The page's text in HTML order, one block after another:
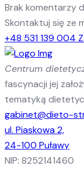
Brak komentarzy
Skontaktuj się ze
+48 531 139 004
Centrum
fascynacji jej
tematyką
gabinet@dieto-
ul. Piaskowa 2,
24-100 Puławy
NIP: 8252141460